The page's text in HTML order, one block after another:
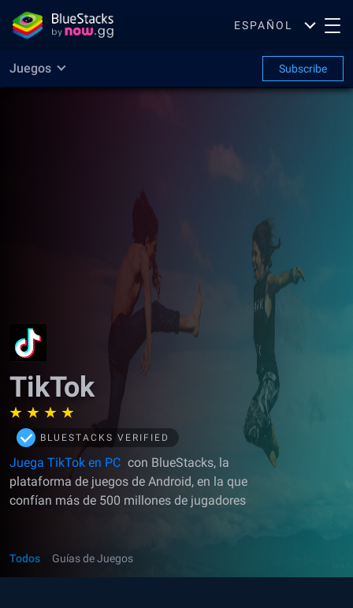
ESPAÑOL
Juegos Subscribe
TikTok
BLUESTACKS VERIFIED
Juega TikTok en PC con BlueStacks, la
plataforma de juegos de Android, en la que
confían más de 500 millones de jugadores
Todos Guías de Juegos